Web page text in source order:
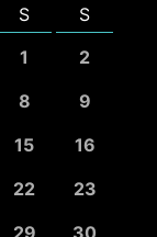
S
S
1
2
8
9
15
16
22
23